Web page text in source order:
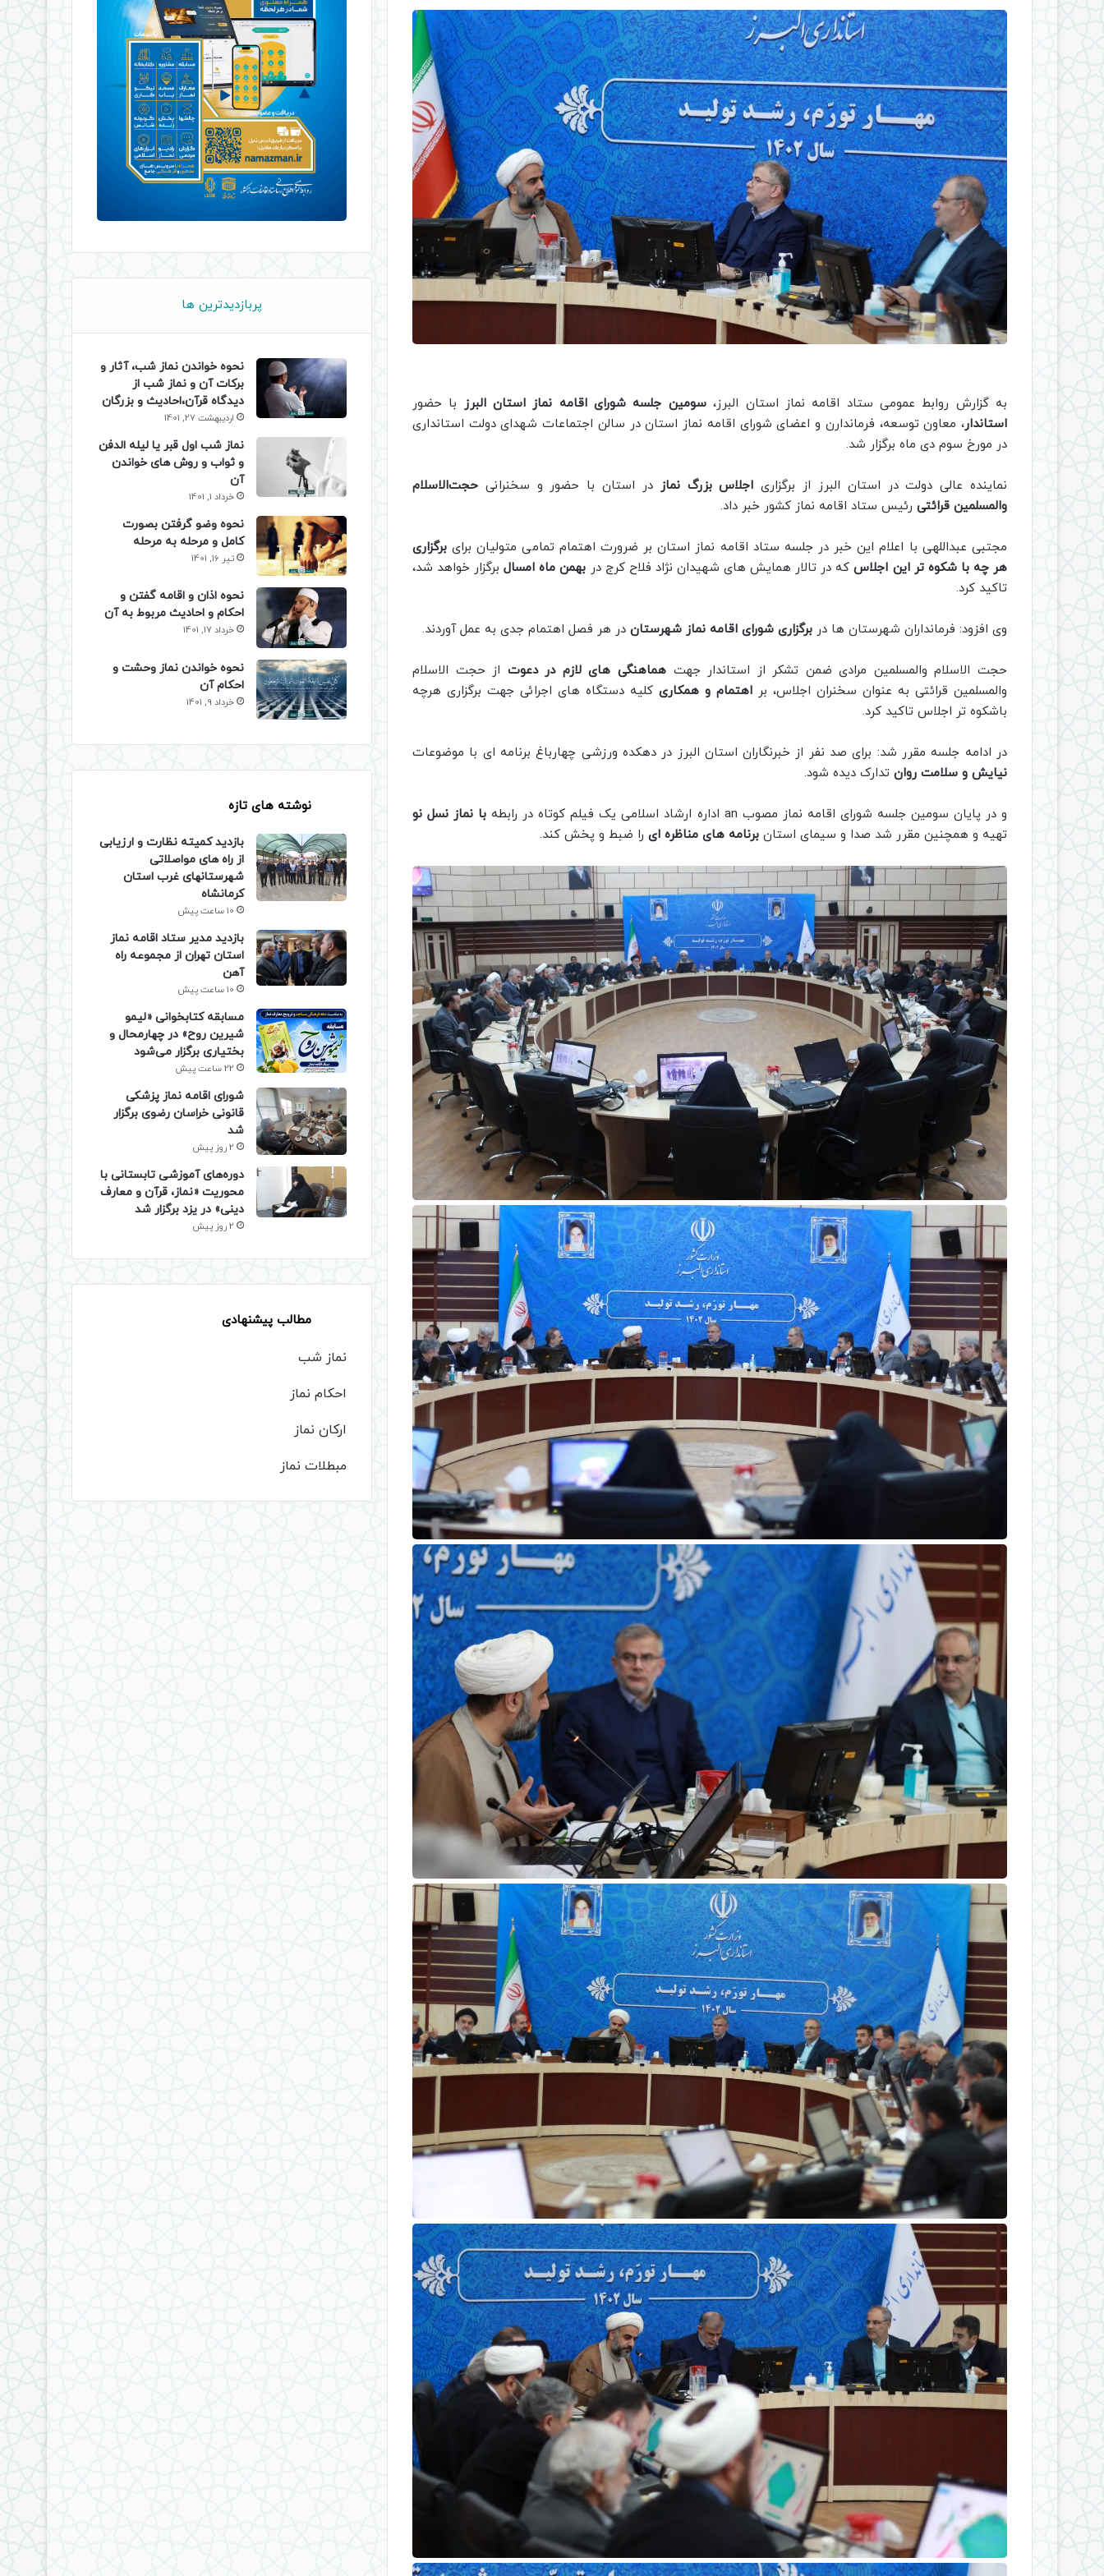
به گزارش روابط عمومی ستاد اقامه نماز استان البرز،سومین جلسه شورای اقامه نماز استان البرز
با حضور
استاندار، معاون توسعه، فرماندارن و اعضای شورای اقامه نماز استان در سالن اجتماعات شهدای دولت استانداری
در مورخ سوم دی ماه برگزار شد.
نماینده عالی دولت در استان البرز از برگزاری اجلاس بزرگ نماز در استان با حضور و سخنرانی حجت‌الاسلام
والمسلمین قرائتی رئیس ستاد اقامه نماز کشور خبر داد.
مجتبی عبداللهی با اعلام این خبر در جلسه ستاد اقامه نماز استان بر ضرورت اهتمام تمامی متولیان برای برگزاری
هر چه با شکوه تر این اجلاسکه در تالار همایش های شهیدان نژاد فلاح کرج در بهمن ماه امسالبرگزار خواهد شد،
تاکید کرد.
وی افزود: فرمانداران شهرستان ها در برگزاری شورای اقامه نماز شهرستان در هر فصل اهتمام جدی به عمل آوردند.
حجت الاسلام والمسلمین مرادی ضمن تشکر از استاندار جهتهماهنگی های لازم در دعوت از حجت الاسلام
والمسلمین قرائتی به عنوان سخنران اجلاس، بر اهتمام و همکاری کلیه دستگاه های اجرائی جهت برگزاری هرچه
باشکوه تر اجلاس تاکید کرد.
در ادامه جلسه مقرر شد: برای صد نفر از خبرنگاران استان البرز در دهکده ورزشی چهارباغ برنامه ای با موضوعات
نیایش و سلامت روان تدارک دیده شود.
و در پایان سومین جلسه شورای اقامه نماز مصوب an اداره ارشاد اسلامی یک فیلم کوتاه در رابطه
با نماز نسل نو
تهیه و همچنین مقرر شد صدا و سیمای استان برنامه های مناظره ای را ضبط و پخش کند.
پربازدیدترین ها
نحوه خواندن نماز شب، آثار و
برکات آن و نماز شب از
دیدگاه قرآن،احادیث و بزرگان
اردیبهشت 27, 1401
نماز شب اول قبر یا لیله الدفن
و ثواب و روش های خواندن
آن
خرداد 1, 1401
نحوه وضو گرفتن بصورت
کامل و مرحله به مرحله
تیر 16, 1401
نحوه اذان و اقامه گفتن و
احکام و احادیث مربوط به آن
خرداد 17, 1401
نحوه خواندن نماز وحشت و
احکام آن
خرداد 9, 1401
نوشته های تازه
بازدید کمیته نظارت و ارزیابی
از راه های مواصلاتی
شهرستانهای غرب استان
کرمانشاه
10 ساعت پیش
بازدید مدیر ستاد اقامه نماز
استان تهران از مجموعه راه
آهن
10 ساعت پیش
مسابقه کتابخوانی «لیمو
شیرین روح» در چهارمحال و
بختیاری برگزار می‌شود
22 ساعت پیش
شورای اقامه نماز پزشکی
قانونی خراسان رضوی برگزار
شد
2 روز پیش
دوره‌های آموزشی تابستانی با
محوریت «نماز، قرآن و معارف
دینی» در یزد برگزار شد
2 روز پیش
مطالب پیشنهادی
نماز شب
احکام نماز
ارکان نماز
مبطلات نماز